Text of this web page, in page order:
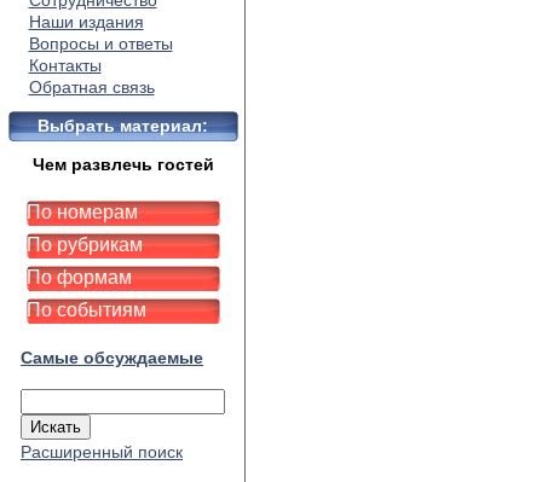
Наши издания
Вопросы и ответы
Контакты
Обратная связь
Выбрать материал:
Чем развлечь гостей
По номерам
По рубрикам
По формам
По событиям
Самые обсуждаемые
Расширенный поиск